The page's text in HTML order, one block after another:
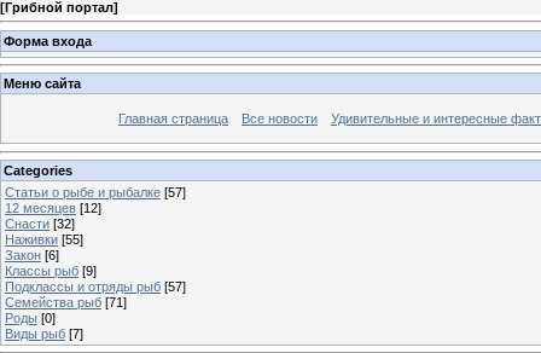
[Грибной портал]
Форма входа
Меню сайта
Главная страница Все новости Удивительные и интересные
Categories
Статьи о рыбе и рыбалке [57]
12 месяцев [12]
Снасти [32]
Наживки [55]
Закон [6]
Классы рыб [9]
Подклассы и отряды рыб [57]
Семейства рыб [71]
Роды [0]
Виды рыб [7]